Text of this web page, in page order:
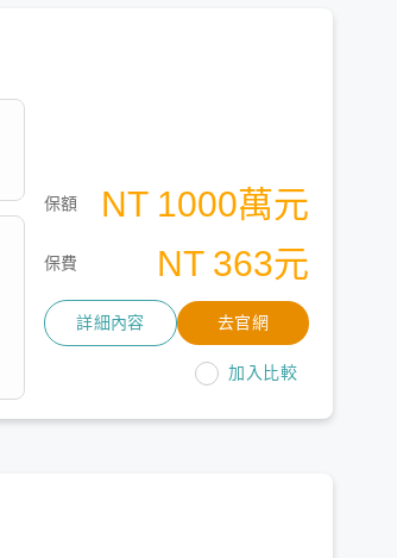
保額 NT 1000萬元
保費 NT 363元
詳細內容 去官網
加入比較